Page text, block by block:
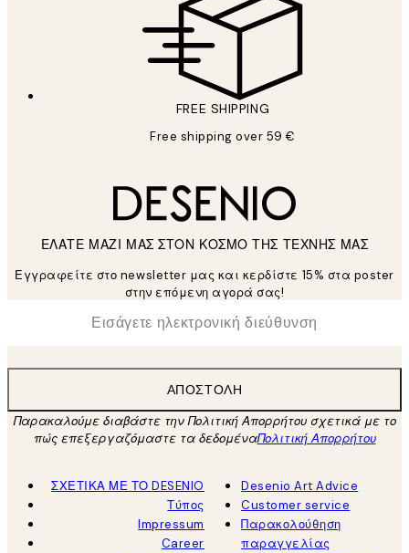
FREE SHIPPING
Free shipping over 59 €
ΕΛΑΤΕ ΜΑΖΙ ΜΑΣ ΣΤΟΝ ΚΟΣΜΟ ΤΗΣ ΤΕΧΝΗΣ ΜΑΣ
Εγγραφείτε στο newsletter μας και κερδίστε 15% στα poster
στην επόμενη αγορά σας!
Ηλεκτρονική Διεύθυνση
ΑΠΟΣΤΟΛΉ
Παρακαλούμε διαβάστε την Πολιτική Απορρήτου σχετικά με το
πώς επεξεργαζόμαστε τα δεδομέναΠολιτική Απορρήτου
ΣΧΕΤΙΚΑ ΜΕ ΤΟ DESENIO
Τύπος
Impressum
Career
Desenio Art Advice
Customer service
Παρακολούθηση
παραγγελίας